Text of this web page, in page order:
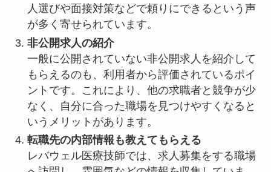
人選びや面接対策などで頼りにできるという声
が多く寄せられています。
非公開求人の紹介
一般に公開されていない非公開求人を紹介して
もらえるのも、利用者から評価されているポイ
ントです。これにより、他の求職者と競争が少
なく、自分に合った職場を見つけやすくなると
いうメリットがあります。
転職先の内部情報も教えてもらえる
レバウェル医療技師では、求人募集をする職場